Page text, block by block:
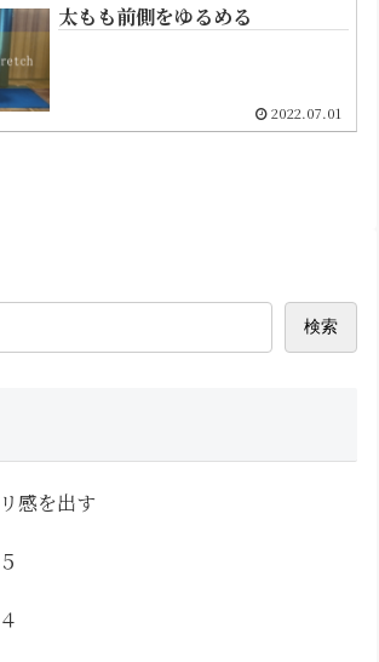
太もも前側をゆるめる
2022.07.01
検索
感を出す